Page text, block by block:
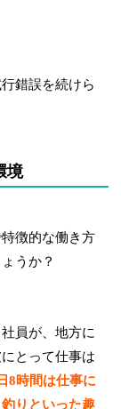
錯誤を続けら
境
徴的な働き方
うか？
員が、地方に
とって仕事は
8時間は仕事に
りといった趣